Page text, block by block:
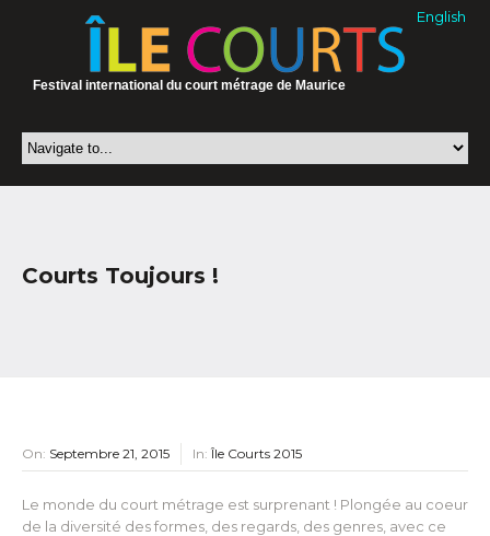
English
Festival international du court métrage de Maurice
Courts Toujours !
On: Septembre 21, 2015 In:Île Courts 2015
Le monde du court métrage est surprenant ! Plongée au coeur
de la diversité des formes, des regards, des genres, avec ce